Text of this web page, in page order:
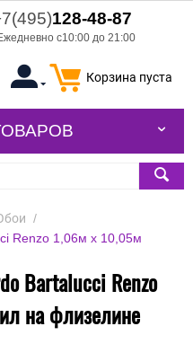
128-48-87
с10:00 до 21:00
Корзина пуста
/
Renzo 1,06м х 10,05м
Bartalucci Renzo
на флизелине